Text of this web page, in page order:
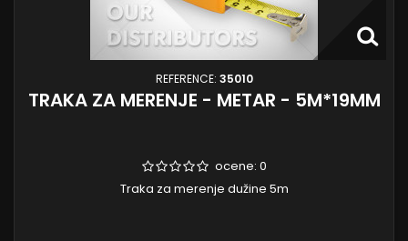
REFERENCE: 35010
TRAKA ZA MERENJE - METAR - 5M*19MM
ocene: 0
Traka za merenje dužine 5m